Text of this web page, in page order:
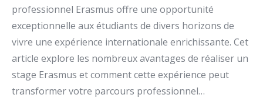
professionnel Erasmus offre une opportunité
exceptionnelle aux étudiants de divers horizons de
vivre une expérience internationale enrichissante. Cet
article explore les nombreux avantages de réaliser un
stage Erasmus et comment cette expérience peut
transformer votre parcours professionnel…